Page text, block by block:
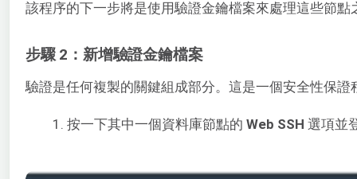
該程序的下一步將是使用驗證金鑰檔案來處理這些節點
步驟 2：新增驗證金鑰檔案
驗證是任何複製的關鍵組成部分。這是一個安全性保
按一下其中一個資料庫節點的 Web SSH 選項並